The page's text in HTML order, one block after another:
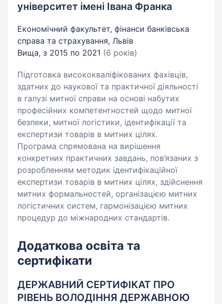
університет імені Івана Франка
Економічний факультет, фінанси банківська
справа та страхування, Львів
Вища, з 2015 по 2021 (6 років)
Підготовка висококваліфікованих фахівців,
здатних до наукової та практичної діяльності
в галузі митної справи на основі набутих
професійних компетентностей щодо митної
безпеки, митної логістики, ідентифікації та
експертизи товарів в митних цілях.
Програма спрямована на вирішення
конкретних практичних завдань, пов’язаних з
розробленням методик ідентифікаційної
експертизи товарів в митних цілях, здійснення
митних формальностей, організацією митних
логістичних систем, гармонізацією митних
процедур до міжнародних стандартів.
Додаткова освіта та
сертифікати
ДЕРЖАВНИЙ СЕРТИФІКАТ ПРО
РІВЕНЬ ВОЛОДІННЯ ДЕРЖАВНОЮ